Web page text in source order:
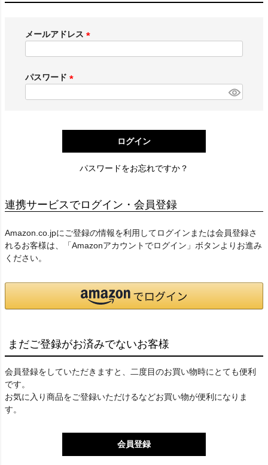
メールアドレス
)
パスワード
)
ログイン
パスワードをお忘れですか？
連携サービスでログイン・会員登録
Amazon.co.jpにご登録の情報を利用してログインまたは会員登録さ
れるお客様は、「Amazonアカウントでログイン」ボタンよりお進み
ください。
まだご登録がお済みでないお客様
会員登録をしていただきますと、二度目のお買い物時にとても便利
です。
お気に入り商品をご登録いただけるなどお買い物が便利になりま
す。
会員登録